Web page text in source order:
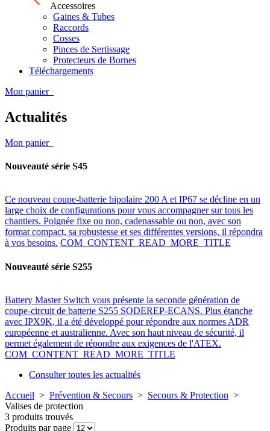
Accessoires
Gaines & Tubes
Raccords
Cosses
Pinces de Sertissage
Protecteurs de Bornes
Téléchargements
Mon panier
Actualités
Mon panier
Nouveauté série S45
Ce nouveau coupe-batterie bipolaire 200 A et IP67 se décline en un
large choix de configurations pour vous accompagner sur tous les
chantiers. Poignée fixe ou non, cadenassable ou non, avec son
format compact, sa robustesse et ses différentes versions, il répondra
à vos besoins. COM_CONTENT_READ_MORE_TITLE
Nouveauté série S255
Battery Master Switch vous présente la seconde génération de
coupe-circuit de batterie S255 SODEREP-ECANS. Plus étanche
avec IPX9K, il a été développé pour répondre aux normes ADR
européenne et australienne. Avec son haut niveau de sécurité, il
permet également de répondre aux exigences de l'ATEX.
COM_CONTENT_READ_MORE_TITLE
Consulter toutes les actualités
Accueil > Prévention & Secours > Secours & Protection >
Valises de protection
3 produits trouvés
Produits par page